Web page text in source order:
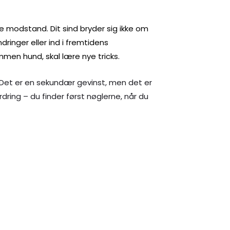
Dit sind bryder sig ikke om
eller ind i fremtidens
hund, skal lære nye tricks.
er en sekundær gevinst, men det er
– du finder først nøglerne, når du